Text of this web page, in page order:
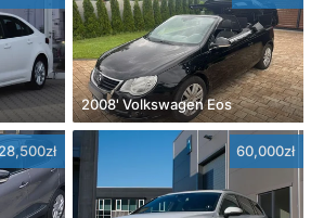
2008' Volkswagen Eos
28,500zł 60,000zł